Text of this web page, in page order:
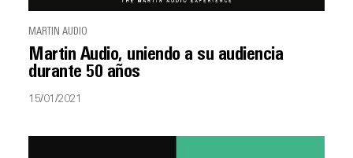
MARTIN AUDIO
Martin Audio, uniendo a su audiencia
durante 50 años
15/01/2021